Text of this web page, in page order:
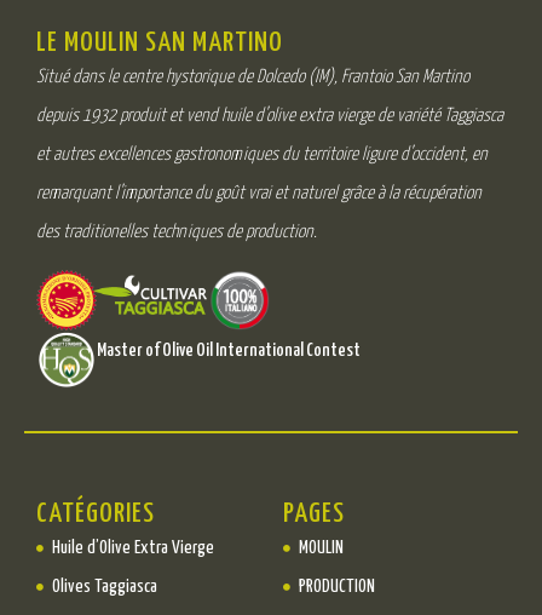
LE MOULIN SAN MARTINO
Situé dans le centre hystorique de Dolcedo (IM), Frantoio San Martino
depuis 1932 produit et vend huile d’olive extra vierge de variété Taggiasca
et autres excellences gastronomiques du territoire ligure d’occident, en
remarquant l’importance du goût vrai et naturel grâce à la récupération
des traditionelles techniques de production.
Master of Olive Oil International Contest
CATÉGORIES
Huile d’Olive Extra Vierge
Olives Taggiasca
PAGES
MOULIN
PRODUCTION